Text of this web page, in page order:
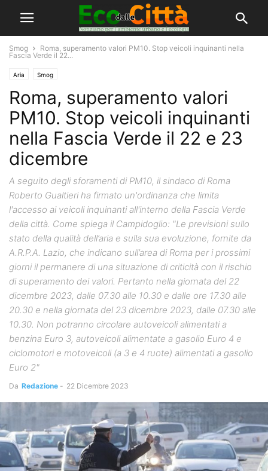
Smog
Roma, superamento valori PM10. Stop veicoli inquinanti nella
Fascia Verde il 22...
Aria Smog
Roma, superamento valori
PM10. Stop veicoli inquinanti
nella Fascia Verde il 22 e 23
dicembre
A seguito degli sforamenti di PM10, il sindaco di Roma
Roberto Gualtieri ha firmato un'ordinanza che limita
l'accesso ai veicoli inquinanti all'interno della Fascia Verde
della città. Come spiega il Campidoglio: "Le previsioni sullo
stato della qualità dell’aria e sulla sua evoluzione, fornite da
A.R.P.A. Lazio, che indicano sull’area di Roma per i prossimi
giorni il permanere di una situazione di criticità con il rischio
di superamento dei valori. Pertanto nella giornata del 22
dicembre 2023, dalle 07.30 alle 10.30 e dalle ore 17.30 alle
20.30 e nella giornata del 23 dicembre 2023, dalle 07.30 alle
10.30. Non potranno circolare autoveicoli alimentati a
benzina Euro 3, autoveicoli alimentate a gasolio Euro 4 e
ciclomotori e motoveicoli (a 3 e 4 ruote) alimentati a gasolio
Euro 2"
Da Redazione - 22 Dicembre 2023